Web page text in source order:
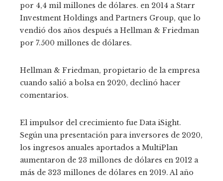
por 4,4 mil millones de dólares. en 2014 a Starr
Investment Holdings and Partners Group, que lo
vendió dos años después a Hellman & Friedman
por 7.500 millones de dólares.
Hellman & Friedman, propietario de la empresa
cuando salió a bolsa en 2020, declinó hacer
comentarios.
El impulsor del crecimiento fue Data iSight.
Según una presentación para inversores de 2020,
los ingresos anuales aportados a MultiPlan
aumentaron de 23 millones de dólares en 2012 a
más de 323 millones de dólares en 2019. Al año